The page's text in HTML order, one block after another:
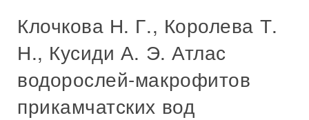
Клочкова Н. Г., Королева Т.
Н., Кусиди А. Э. Атлас
водорослей-макрофитов
прикамчатских вод